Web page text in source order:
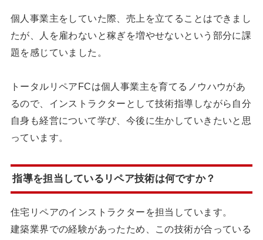
個人事業主をしていた際、売上を立てることはできまし
たが、人を雇わないと稼ぎを増やせないという部分に課
題を感じていました。
トータルリペアFCは個人事業主を育てるノウハウがあ
るので、インストラクターとして技術指導しながら自分
自身も経営について学び、今後に生かしていきたいと思
っています。
指導を担当しているリペア技術は何ですか？
住宅リペアのインストラクターを担当しています。
建築業界での経験があったため、この技術が合っている